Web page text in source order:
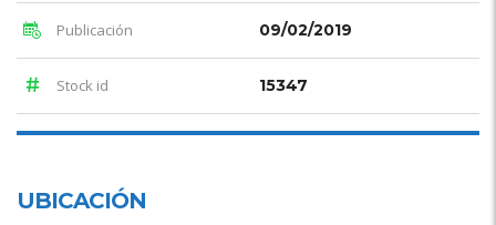
Publicación 09/02/2019
Stock id 15347
UBICACIÓN